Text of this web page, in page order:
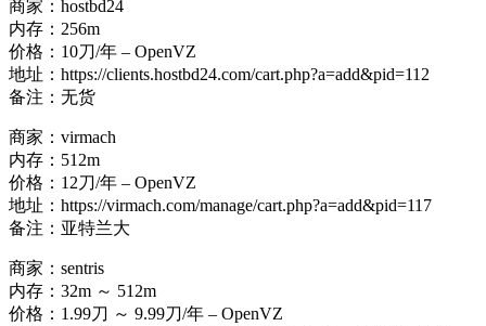
商家：hostbd24
内存：256m
价格：10刀/年 – OpenVZ
地址：https://clients.hostbd24.com/cart.php?a=add&pid=112
备注：无货
商家：virmach
内存：512m
价格：12刀/年 – OpenVZ
地址：https://virmach.com/manage/cart.php?a=add&pid=117
备注：亚特兰大
商家：sentris
内存：32m ～ 512m
价格：1.99刀 ～ 9.99刀/年 – OpenVZ